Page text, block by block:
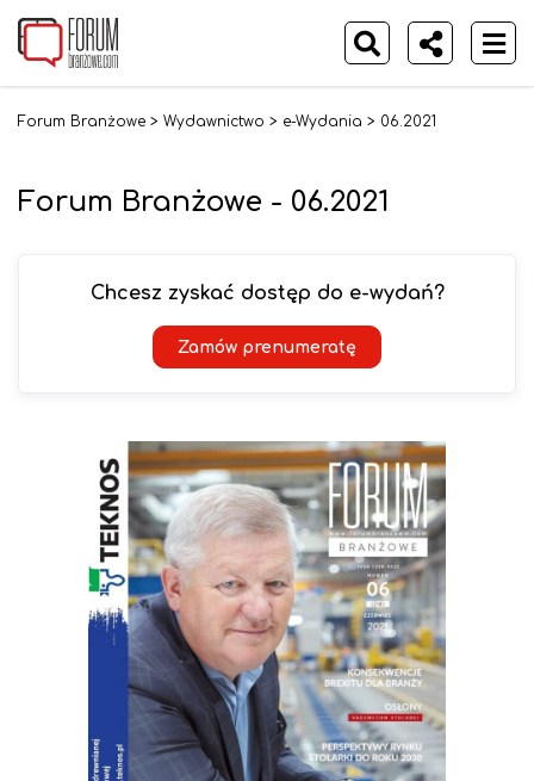
Forum Branżowe > Wydawnictwo > e-Wydania > 06.2021
Forum Branżowe - 06.2021
Chcesz zyskać dostęp do e-wydań?
Zamów prenumeratę